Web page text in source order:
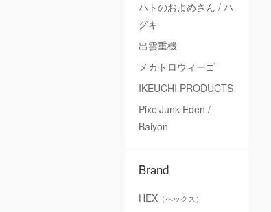
ハトのおよめさん / ハ
グキ
出雲重機
メカトロウィーゴ
IKEUCHI PRODUCTS
PixelJunk Eden /
Baiyon
Brand
HEX （ヘックス）